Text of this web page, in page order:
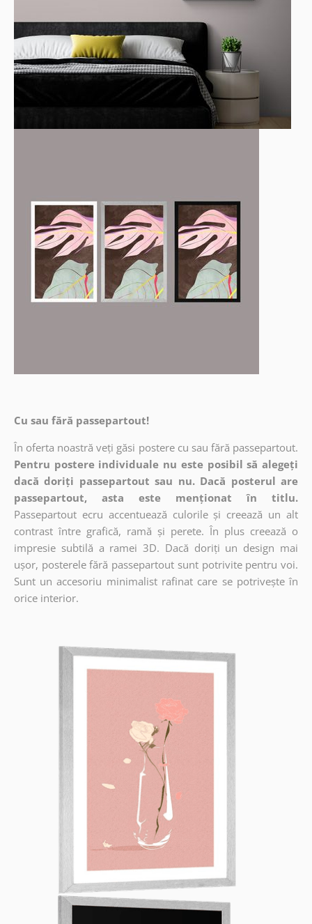
Cu sau fără passepartout!
În oferta noastră veți găsi postere cu sau fără passepartout.
Pentru postere individuale nu este posibil să alegeți
dacă doriți passepartout sau nu. Dacă posterul are
passepartout, asta este menționat în titlu.
Passepartout ecru accentuează culorile și creează un alt
contrast între grafică, ramă și perete. În plus creează o
impresie subtilă a ramei 3D. Dacă doriți un design mai
ușor, posterele fără passepartout sunt potrivite pentru voi.
Sunt un accesoriu minimalist rafinat care se potrivește în
orice interior.